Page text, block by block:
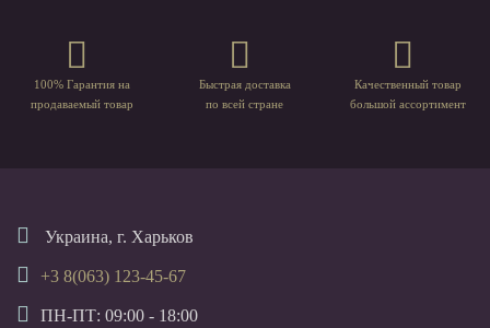
100% Гарантия на
продаваемый товар
Быстрая доставка
по всей стране
Качественный товар
большой ассортимент
Украина, г. Харьков
+3 8(063) 123-45-67
ПН-ПТ: 09:00 - 18:00